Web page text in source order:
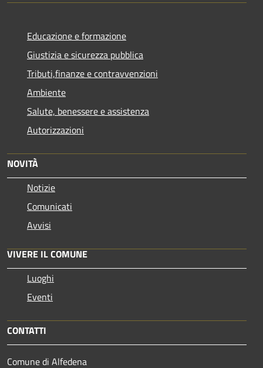
Educazione e formazione
Giustizia e sicurezza pubblica
Tributi,finanze e contravvenzioni
Ambiente
Salute, benessere e assistenza
Autorizzazioni
NOVITÀ
Notizie
Comunicati
Avvisi
VIVERE IL COMUNE
Luoghi
Eventi
CONTATTI
Comune di Alfedena